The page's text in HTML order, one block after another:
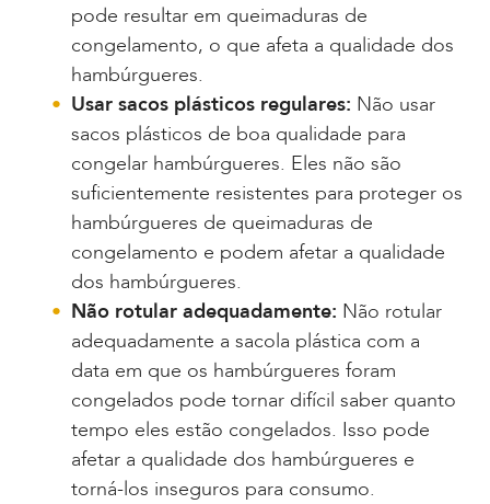
pode resultar em queimaduras de
congelamento, o que afeta a qualidade dos
hambúrgueres.
Usar sacos plásticos regulares: Não usar
sacos plásticos de boa qualidade para
congelar hambúrgueres. Eles não são
suficientemente resistentes para proteger os
hambúrgueres de queimaduras de
congelamento e podem afetar a qualidade
dos hambúrgueres.
Não rotular adequadamente: Não rotular
adequadamente a sacola plástica com a
data em que os hambúrgueres foram
congelados pode tornar difícil saber quanto
tempo eles estão congelados. Isso pode
afetar a qualidade dos hambúrgueres e
torná-los inseguros para consumo.